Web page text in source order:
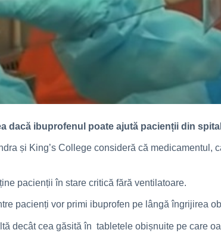
dacă ibuprofenul poate ajută pacienții din
și King’s College consideră că medicamentul,
pacienții în stare critică fără ventilatoare.
pacienți vor primi ibuprofen pe lângă îngrijirea
decât cea găsită în tabletele obișnuite pe care